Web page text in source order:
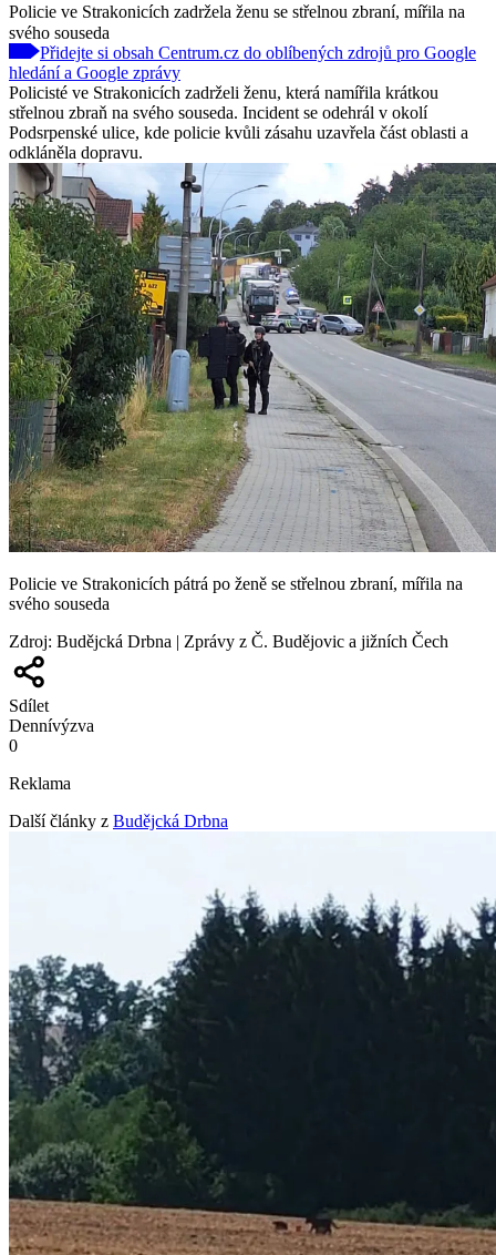
Policie ve Strakonicích zadržela ženu se střelnou zbraní, mířila na
svého souseda
Přidejte si obsah Centrum.cz do oblíbených zdrojů pro Google
hledání a Google zprávy
Policisté ve Strakonicích zadrželi ženu, která namířila krátkou
střelnou zbraň na svého souseda. Incident se odehrál v okolí
Podsrpenské ulice, kde policie kvůli zásahu uzavřela část oblasti a
odkláněla dopravu.
Policie ve Strakonicích pátrá po ženě se střelnou zbraní, mířila na
svého souseda
Zdroj: Budějcká Drbna | Zprávy z Č. Budějovic a jižních Čech
Sdílet
Dennívýzva
0
Reklama
Další články z Budějcká Drbna